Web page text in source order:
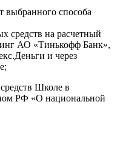
выбранного способа
средств на расчетный
АО «Тинькофф Банк»,
и через
Школе в
РФ «О национальной